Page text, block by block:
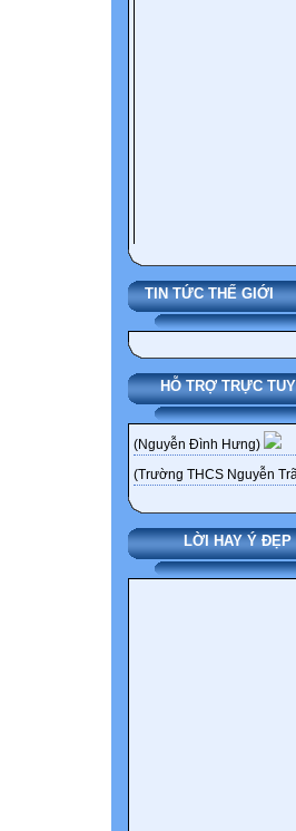
TIN TỨC THẾ
HỖ TRỢ TRỰC
(Nguyễn Đình Hưng)
(Trường THCS Nguyễn
LỜI HAY Ý ĐẸP